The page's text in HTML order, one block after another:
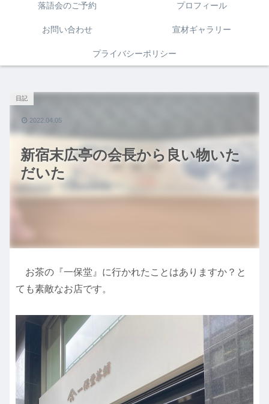
落語会のご予約 プロフィール
お問い合わせ 宣材ギャラリー
プライバシーポリシー
新宿末広亭の会長から良い物いた
だいた
日記
2022.04.05
お茶の『一保堂』に行かれたことはありますか？と
ても素敵なお店です。